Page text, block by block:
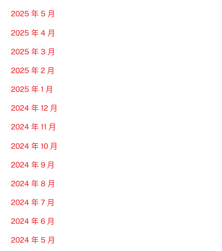
2025 年 5 月
2025 年 4 月
2025 年 3 月
2025 年 2 月
2025 年 1 月
2024 年 12 月
2024 年 11 月
2024 年 10 月
2024 年 9 月
2024 年 8 月
2024 年 7 月
2024 年 6 月
2024 年 5 月